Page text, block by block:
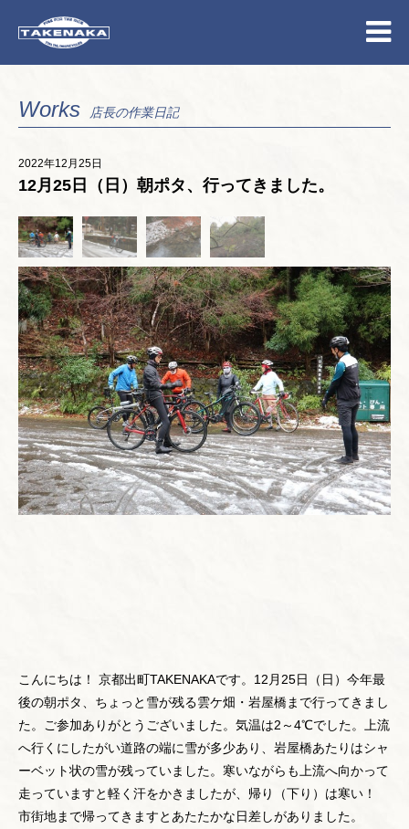
Works 店長の作業日記
2022年12月25日
12月25日（日）朝ポタ、行ってきました。
こんにちは！ 京都出町TAKENAKAです。12月25日（日）今年最
後の朝ポタ、ちょっと雪が残る雲ケ畑・岩屋橋まで行ってきまし
た。ご参加ありがとうございました。気温は2～4℃でした。上流
へ行くにしたがい道路の端に雪が多少あり、岩屋橋あたりはシャ
ーベット状の雪が残っていました。寒いながらも上流へ向かって
走っていますと軽く汗をかきましたが、帰り（下り）は寒い！
市街地まで帰ってきますとあたたかな日差しがありました。